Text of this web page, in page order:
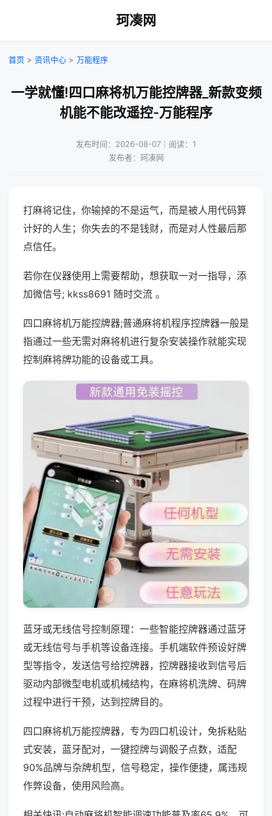
珂凑网
首页 > 资讯中心 > 万能程序
一学就懂!四口麻将机万能控牌器_新款变频
机能不能改遥控-万能程序
发布时间：2026-08-07｜阅读：1
发布者：珂凑网
打麻将记住，你输掉的不是运气，而是被人用代码算
计好的人生；你失去的不是钱财，而是对人性最后那
点信任。
若你在仪器使用上需要帮助，想获取一对一指导，添
加微信号; kkss8691 随时交流 。
四口麻将机万能控牌器;普通麻将机程序控牌器一般是
指通过一些无需对麻将机进行复杂安装操作就能实现
控制麻将牌功能的设备或工具。
蓝牙或无线信号控制原理：一些智能控牌器通过蓝牙
或无线信号与手机等设备连接。手机端软件预设好牌
型等指令，发送信号给控牌器，控牌器接收到信号后
驱动内部微型电机或机械结构，在麻将机洗牌、码牌
过程中进行干预，达到控牌目的。
四口麻将机万能控牌器，专为四口机设计，免拆粘贴
式安装，蓝牙配对，一键控牌与调骰子点数，适配
90%品牌与杂牌机型，信号稳定，操作便捷，属违规
作弊设备，使用风险高。